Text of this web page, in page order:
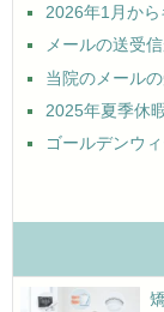
2026年1月か
メールの送受
当院のメール
2025年夏季休
ゴールデンウ